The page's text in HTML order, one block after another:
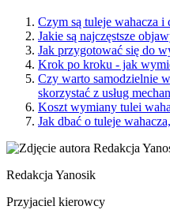
Czym są tuleje wahacza i
Jakie są najczęstsze
Jak przygotować się do
Krok po kroku - jak
Czy warto samodzielnie
skorzystać z usług
Koszt wymiany tulei
Jak dbać o tuleje
Redakcja Yanosik
Przyjaciel kierowcy